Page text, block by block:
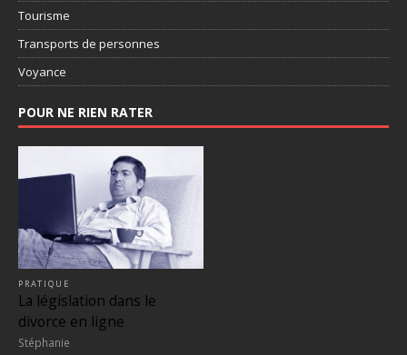
Tourisme
Transports de personnes
Voyance
POUR NE RIEN RATER
PRATIQUE
La législation dans le
divorce en ligne
Stéphanie